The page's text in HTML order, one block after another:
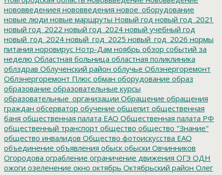
нововведениея нововведения новое_оборудование
новые люди новые маршруты Новый год новый год_2021
новый год_2022 новый год_2024 новый учебный год
новый_год_2024 новый_год_2025 новый_год_2026 нормы
питания норовирус Нотр-Дам ноябрь обзор событий за
неделю Областная больница областная поликлиника
облздрав Облученский район облучье Облэнергоремонт
Облэнергоремонт Плюс обман оборудование образ
образование образовательные курсы
образовательные_организации Обращение обращения
граждан обсерватор обучение общепит общественная
баня общественная палата ЕАО Общественная палата РФ
общественный транспорт общество общество "Знание"
общество инвалидов Общество фотоискусства ЕАО
объединение объявления обыск обыски Овчинников
Огородова ограбление ограничение движения ОГЭ ОДН
ожоги озеленение окно октябрь Октябрьский район Олег